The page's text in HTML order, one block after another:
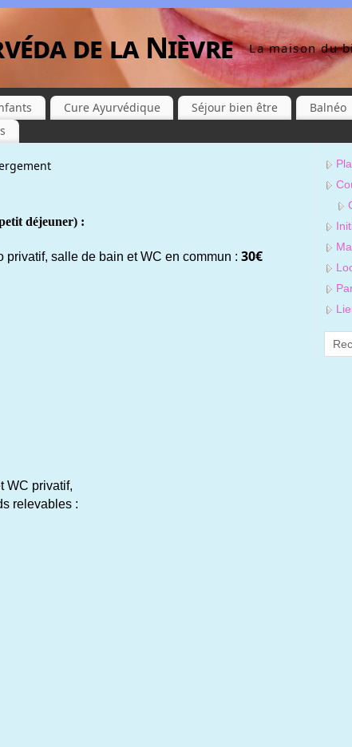
de la Nièvre La maison du
Cure Ayurvédique Séjour bien être Balnéo
déjeuner) :
privatif, salle de bain et WC en commun : 30€
WC privatif,
relevables :